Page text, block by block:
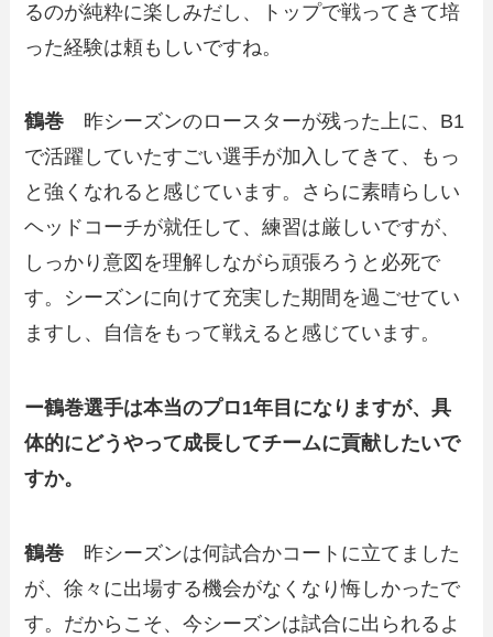
るのが純粋に楽しみだし、トップで戦ってきて培
った経験は頼もしいですね。
鶴巻 昨シーズンのロースターが残った上に、B1
で活躍していたすごい選手が加入してきて、もっ
と強くなれると感じています。さらに素晴らしい
ヘッドコーチが就任して、練習は厳しいですが、
しっかり意図を理解しながら頑張ろうと必死で
す。シーズンに向けて充実した期間を過ごせてい
ますし、自信をもって戦えると感じています。
ー鶴巻選手は本当のプロ1年目になりますが、具
体的にどうやって成長してチームに貢献したいで
すか。
鶴巻 昨シーズンは何試合かコートに立てました
が、徐々に出場する機会がなくなり悔しかったで
す。だからこそ、今シーズンは試合に出られるよ